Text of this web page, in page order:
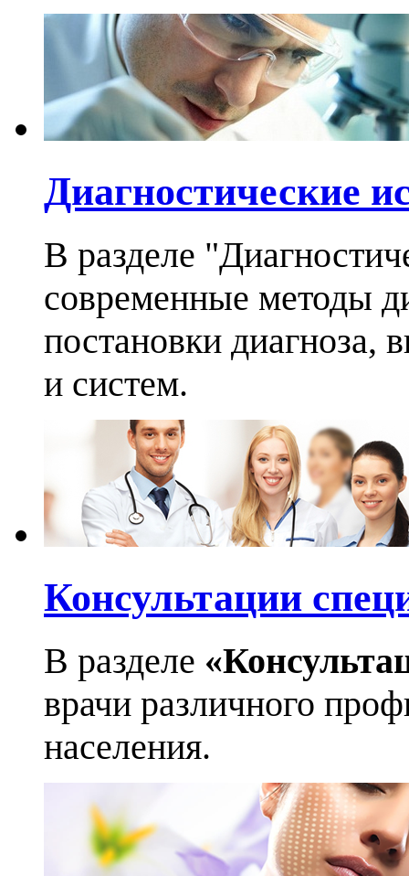
Диагностические
В разделе
современные методы
постановки диагноза,
и систем.
Консультации
В разделе
врачи различного
населения.